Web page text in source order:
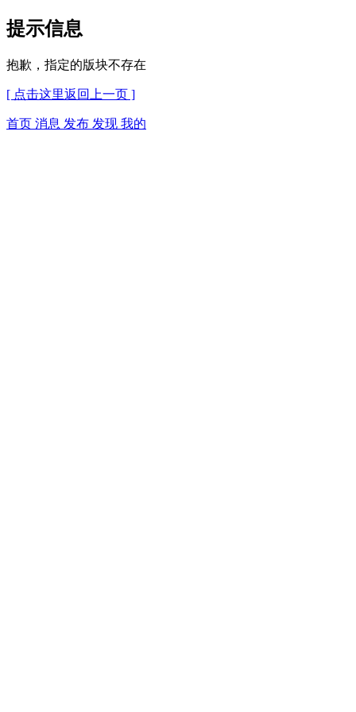
提示信息
抱歉，指定的版块不存在
[ 点击这里返回上一页 ]
首页 消息 发布 发现 我的